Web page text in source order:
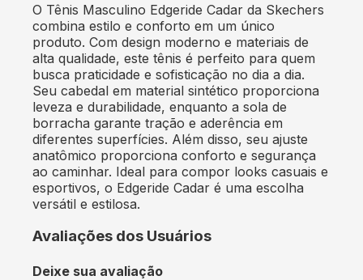
O Tênis Masculino Edgeride Cadar da Skechers
combina estilo e conforto em um único
produto. Com design moderno e materiais de
alta qualidade, este tênis é perfeito para quem
busca praticidade e sofisticação no dia a dia.
Seu cabedal em material sintético proporciona
leveza e durabilidade, enquanto a sola de
borracha garante tração e aderência em
diferentes superfícies. Além disso, seu ajuste
anatômico proporciona conforto e segurança
ao caminhar. Ideal para compor looks casuais e
esportivos, o Edgeride Cadar é uma escolha
versátil e estilosa.
Avaliações dos Usuários
Deixe sua avaliação